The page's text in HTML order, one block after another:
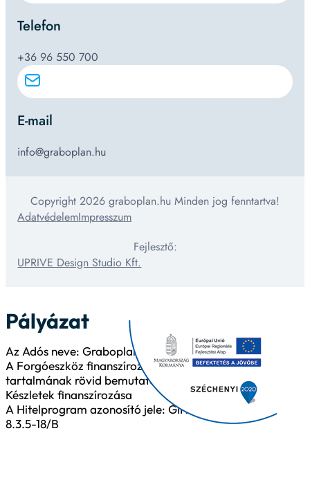
Telefon
+36 96 550 700
E-mail
info@graboplan.hu
Copyright 2026 graboplan.hu Minden jog fenntartva!
AdatvédelemImpresszum
Fejlesztő:
UPRIVE Design Studio Kft.
Pályázat
Az Adós neve: Graboplan Kft.
A Forgóeszköz finanszírozás
tartalmának rövid bemutatása:
Készletek finanszírozása
A Hitelprogram azonosító jele: GINOP-
8.3.5-18/B